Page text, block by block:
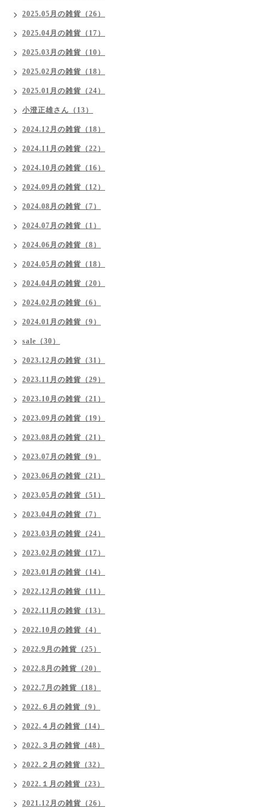
2025.05月の雑貨（26）
2025.04月の雑貨（17）
2025.03月の雑貨（10）
2025.02月の雑貨（18）
2025.01月の雑貨（24）
小澄正雄さん（13）
2024.12月の雑貨（18）
2024.11月の雑貨（22）
2024.10月の雑貨（16）
2024.09月の雑貨（12）
2024.08月の雑貨（7）
2024.07月の雑貨（1）
2024.06月の雑貨（8）
2024.05月の雑貨（18）
2024.04月の雑貨（20）
2024.02月の雑貨（6）
2024.01月の雑貨（9）
sale（30）
2023.12月の雑貨（31）
2023.11月の雑貨（29）
2023.10月の雑貨（21）
2023.09月の雑貨（19）
2023.08月の雑貨（21）
2023.07月の雑貨（9）
2023.06月の雑貨（21）
2023.05月の雑貨（51）
2023.04月の雑貨（7）
2023.03月の雑貨（24）
2023.02月の雑貨（17）
2023.01月の雑貨（14）
2022.12月の雑貨（11）
2022.11月の雑貨（13）
2022.10月の雑貨（4）
2022.9月の雑貨（25）
2022.8月の雑貨（20）
2022.7月の雑貨（18）
2022.６月の雑貨（9）
2022.４月の雑貨（14）
2022.３月の雑貨（48）
2022.２月の雑貨（32）
2022.１月の雑貨（23）
2021.12月の雑貨（26）